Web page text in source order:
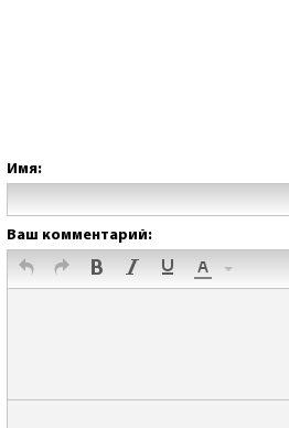
Имя:
Ваш комментарий: